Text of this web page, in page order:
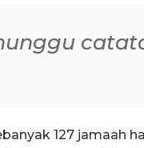
127 jamaah